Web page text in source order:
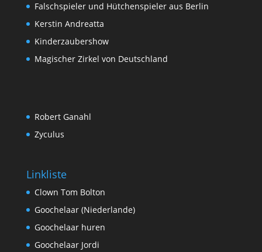
Falschspieler und Hütchenspieler aus Berlin
Kerstin Andreatta
Kinderzaubershow
Magischer Zirkel von Deutschland
Robert Ganahl
Zyculus
Linkliste
Clown Tom Bolton
Goochelaar (Niederlande)
Goochelaar huren
Goochelaar Jordi